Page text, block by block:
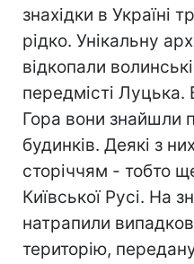
знахідки в Україні
рідко. Унікальну
відкопали
передмісті Луцька.
Гора вони знайшли
будинків. Деякі з
сторіччям - тобто
Київської Русі. На
натрапили
територію,